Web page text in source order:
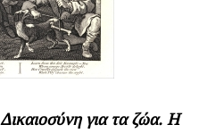
Δικαιοσύνη για τα ζώα. Η